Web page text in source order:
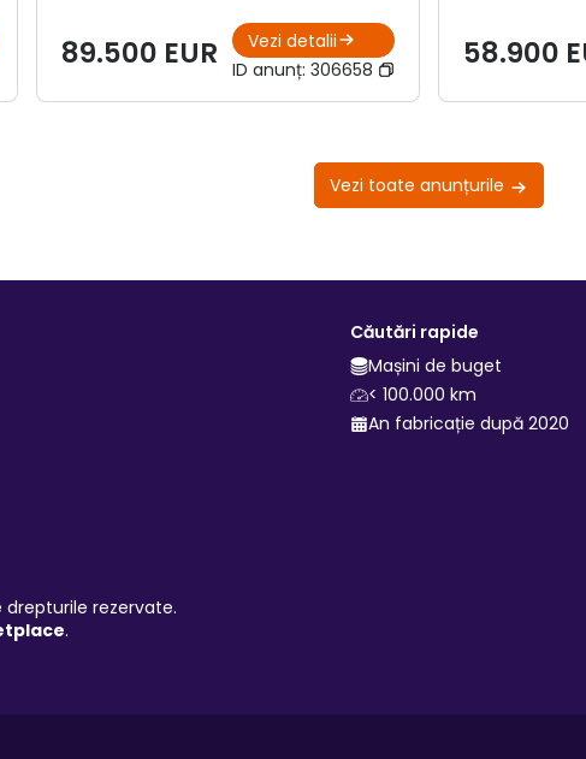
89.500 EUR
Vezi detalii
ID anunț: 306658 58.900
Vezi toate anunțurile
drepturile rezervate.
.
Căutări rapide
Mașini de buget
< 100.000 km
An fabricație după 2020